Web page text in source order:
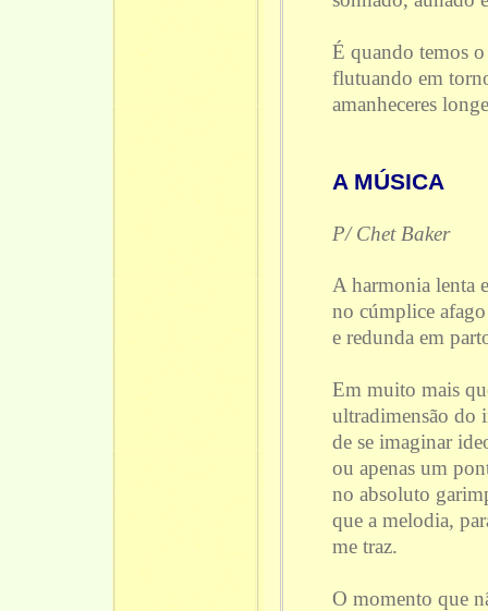
É quando temos o
flutuando em
amanheceres
A MÚSICA
P/ Chet Baker
A harmonia lenta
no cúmplice
e redunda em
Em muito mais
ultradimensão do
de se imaginar
ou apenas um
no absoluto
que a melodia,
me traz.
O momento que